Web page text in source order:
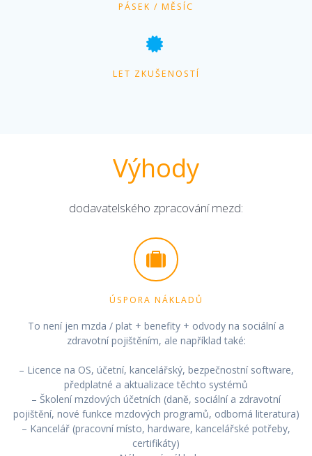
PÁSEK / MĚSÍC
LET ZKUŠENOSTÍ
Výhody
dodavatelského zpracování mezd:
ÚSPORA NÁKLADŮ
To není jen mzda / plat + benefity + odvody na sociální a
zdravotní pojištěním, ale například také:
– Licence na OS, účetní, kancelářský, bezpečnostní software,
předplatné a aktualizace těchto systémů
– Školení mzdových účetních (daně, sociální a zdravotní
pojištění, nové funkce mzdových programů, odborná literatura)
– Kancelář (pracovní místo, hardware, kancelářské potřeby,
certifikáty)